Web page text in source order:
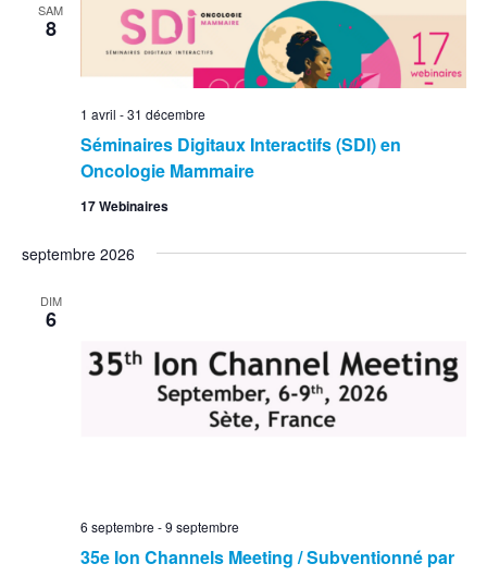
vues
SAM
8
Séminaires Digitaux Interactifs (SDI) en
Oncologie Mammaire
1 avril -31 décembre
17 Webinaires
septembre 2026
DIM
6
35e Ion Channels Meeting / Subventionné par
6 septembre -9 septembre